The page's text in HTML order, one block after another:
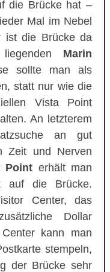
die Brücke hat –
Mal im Nebel
ist die Brücke da
Marin
sollte man als
statt nur wie die
Vista Point
An letzterem
an gut
Zeit und Nerven
Point erhält man
auf die Brücke.
Center, das
Dollar
kann man
stempeln,
der Brücke sehr